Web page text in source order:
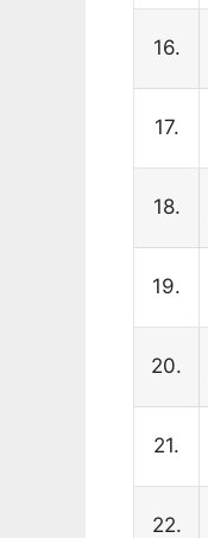
16.
17.
18.
19.
20.
21.
22.